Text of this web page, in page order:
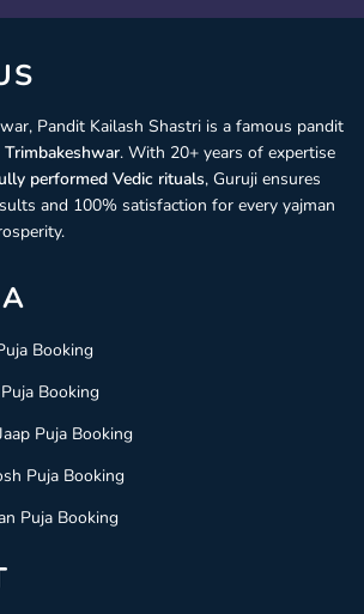
Pandit Kailash Shastri is a famous pandit
Trimbakeshwar. With 20+ years of expertise
performed Vedic rituals, Guruji ensures
and 100% satisfaction for every yajman
Booking
Booking
Puja Booking
Puja Booking
Puja Booking